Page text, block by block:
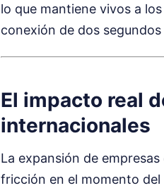
lo que mantiene vivos a
conexión de dos
El impacto real
internacionales
La expansión de
fricción en el momento